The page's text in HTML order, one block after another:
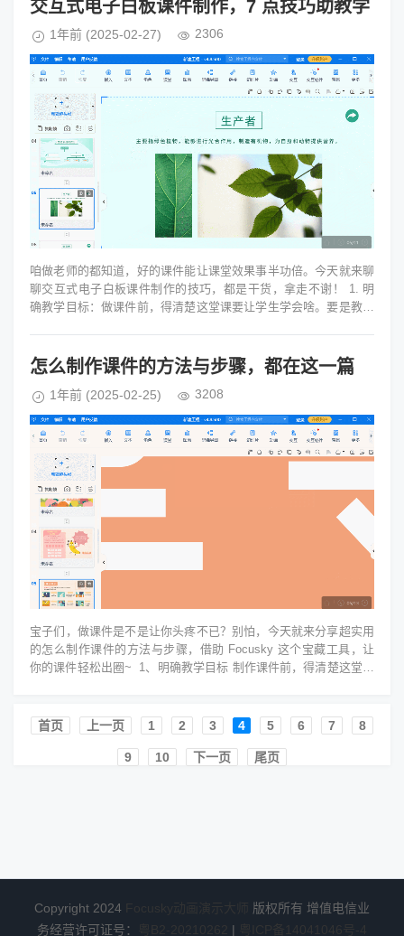
交互式电子白板课件制作，7 点技巧助教学
1年前 (2025-02-27) 2306
咱做老师的都知道，好的课件能让课堂效果事半功倍。今天就来聊
聊交互式电子白板课件制作的技巧，都是干货，拿走不谢！ 1. 明
确教学目标：做课件前，得清楚这堂课要让学生学会啥。要是教数
怎么制作课件的方法与步骤，都在这一篇
1年前 (2025-02-25) 3208
宝子们，做课件是不是让你头疼不已？别怕，今天就来分享超实用
的怎么制作课件的方法与步骤，借助 Focusky 这个宝藏工具，让
你的课件轻松出圈~ 1、明确教学目标 制作课件前，得清楚这堂课
首页️ 上一页 1 2 3 4 5 6 7 8
9 10 下一页 尾页
Copyright 2024 Focusky动画演示大师
版权所有 增值电信业
务经营许可证号：
粤B2-20210262 | 粤ICP备14041046号-4